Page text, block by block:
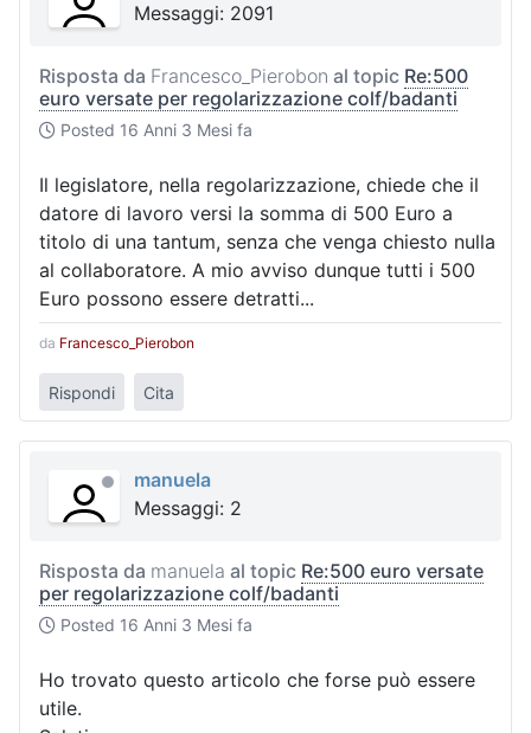
Messaggi: 2091
Risposta da Francesco_Pierobon al topic Re:500
euro versate per regolarizzazione colf/badanti
Posted 16 Anni 3 Mesi fa
Il legislatore, nella regolarizzazione, chiede che il
datore di lavoro versi la somma di 500 Euro a
titolo di una tantum, senza che venga chiesto nulla
al collaboratore. A mio avviso dunque tutti i 500
Euro possono essere detratti...
da Francesco_Pierobon
Rispondi Cita
manuela
Messaggi: 2
Risposta da manuela al topic Re:500 euro versate
per regolarizzazione colf/badanti
Posted 16 Anni 3 Mesi fa
Ho trovato questo articolo che forse può essere
utile.